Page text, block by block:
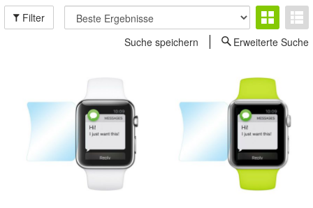
Filter
Suche speichern
Erweiterte Suche